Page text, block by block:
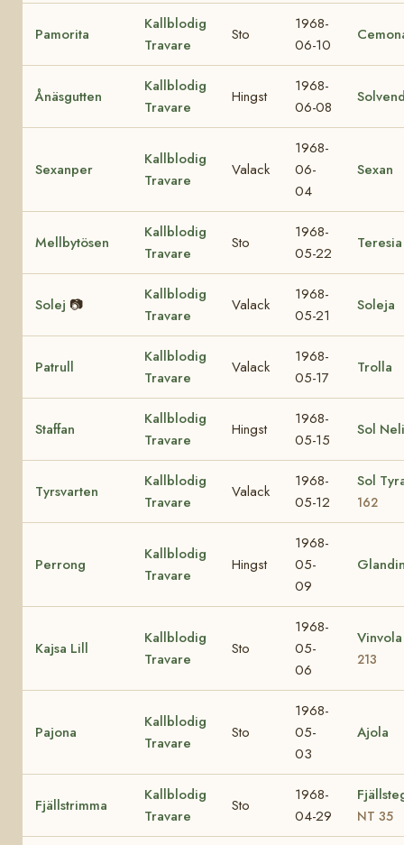
Pamorita
Kallblodig
Travare
Sto
1968-
06-10
Ånäsgutten
Kallblodig
Travare
Hingst
1968-
06-08
Sexanper
Kallblodig
Travare
Valack
1968-
06-
04
Sexan
Mellbytösen
Kallblodig
Travare
Sto
1968-
05-22
Teresia
Solej 📷
Kallblodig
Travare
Valack
1968-
05-21
Soleja
Patrull
Kallblodig
Travare
Valack
1968-
05-17
Trolla
Staffan
Kallblodig
Travare
Hingst
1968-
05-15
Sol Neli
Tyrsvarten
Kallblodig
Travare
Valack
1968-
05-12
Sol
162
Perrong
Kallblodig
Travare
Hingst
1968-
05-
09
Kajsa Lill
Kallblodig
Travare
Sto
1968-
05-
06
213
Pajona
Kallblodig
Travare
Sto
1968-
05-
03
Ajola
Fjällstrimma
Kallblodig
Travare
Sto
1968-
04-29
NT 35